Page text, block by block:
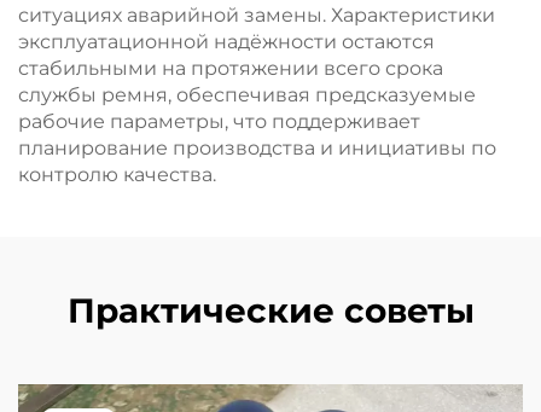
ситуациях аварийной замены. Характеристики
эксплуатационной надёжности остаются
стабильными на протяжении всего срока
службы ремня, обеспечивая предсказуемые
рабочие параметры, что поддерживает
планирование производства и инициативы по
контролю качества.
Практические советы